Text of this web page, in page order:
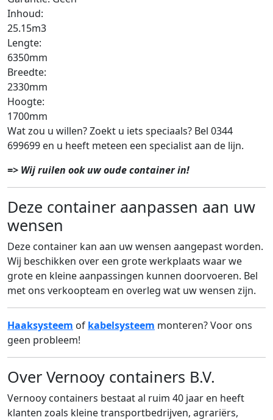
Inhoud:
25.15m3
Lengte:
6350mm
Breedte:
2330mm
Hoogte:
1700mm
Wat zou u willen? Zoekt u iets speciaals? Bel 0344
699699 en u heeft meteen een specialist aan de lijn.
=> Wij ruilen ook uw oude container in!
Deze container aanpassen aan uw
wensen
Deze container kan aan uw wensen aangepast worden.
Wij beschikken over een grote werkplaats waar we
grote en kleine aanpassingen kunnen doorvoeren. Bel
met ons verkoopteam en overleg wat uw wensen zijn.
Haaksysteem of kabelsysteem monteren? Voor ons
geen probleem!
Over Vernooy containers B.V.
Vernooy containers bestaat al ruim 40 jaar en heeft
klanten zoals kleine transportbedrijven, agrariërs,